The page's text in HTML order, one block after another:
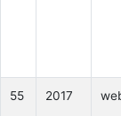
55 2017